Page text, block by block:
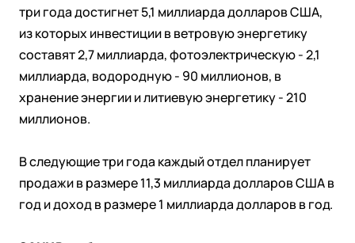
три года достигнет 5,1 миллиарда долларов США,
из которых инвестиции в ветровую энергетику
составят 2,7 миллиарда, фотоэлектрическую - 2,1
миллиарда, водородную - 90 миллионов, в
хранение энергии и литиевую энергетику - 210
миллионов.
В следующие три года каждый отдел планирует
продажи в размере 11,3 миллиарда долларов США в
год и доход в размере 1 миллиарда долларов в год.